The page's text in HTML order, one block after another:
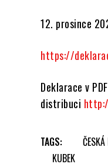
12. prosince
https://
Deklarace v
distribuci
TAGS:
KUBEK